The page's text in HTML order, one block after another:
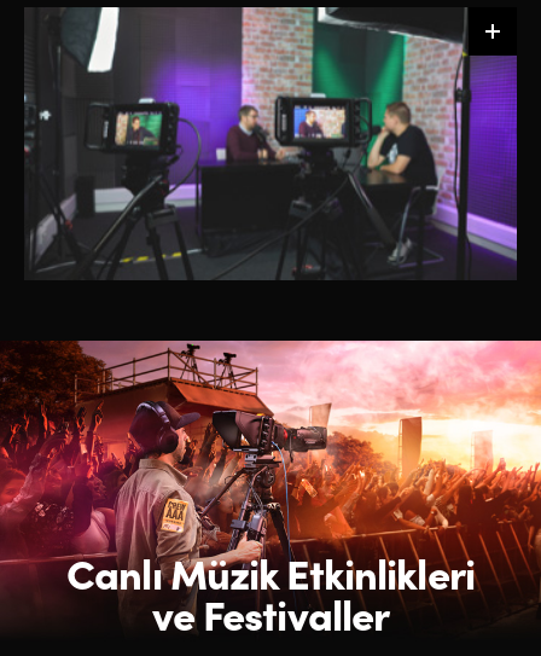
Canlı MüzikEtkinlikleri
ve Festivaller